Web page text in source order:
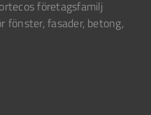
företagsfamilj
fönster, fasader, betong,